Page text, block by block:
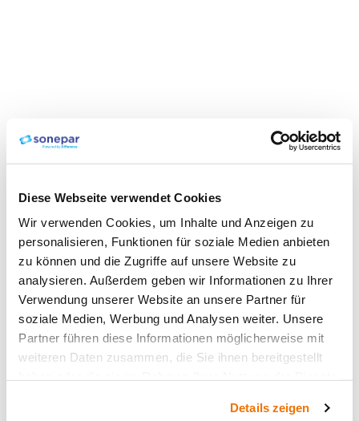
Diese Webseite verwendet Cookies
Wir verwenden Cookies, um Inhalte und Anzeigen zu
personalisieren, Funktionen für soziale Medien anbieten
zu können und die Zugriffe auf unsere Website zu
analysieren. Außerdem geben wir Informationen zu Ihrer
Verwendung unserer Website an unsere Partner für
soziale Medien, Werbung und Analysen weiter. Unsere
Partner führen diese Informationen möglicherweise mit
weiteren Daten zusammen, die Sie ihnen bereitgestellt
Details zeigen